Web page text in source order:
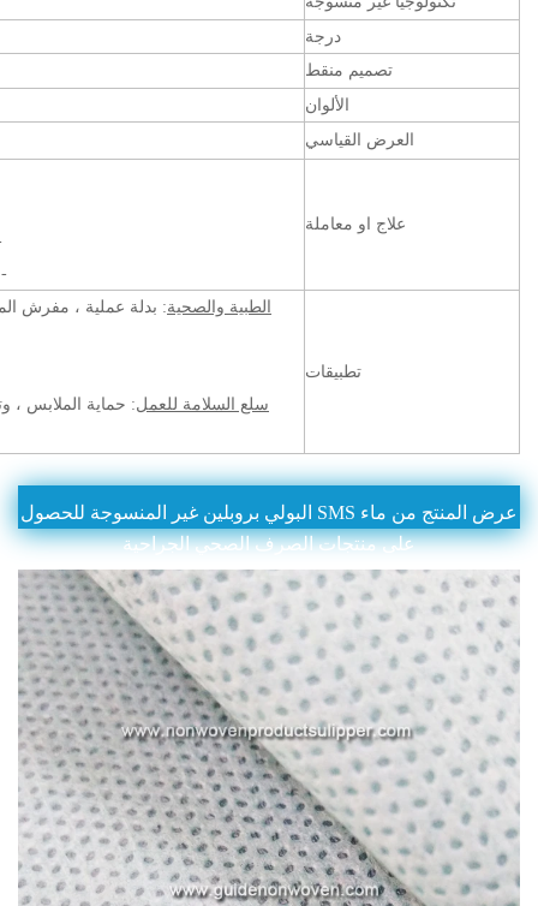
درجة
تصميم منقط
الألوان
العرض القياسي
علاج او معاملة
تطبيقات
الطبية والصحية: بدلة عملية ، مفرش
سلع السلامة للعمل: حماية الملابس ،
عرض المنتج من ماء SMS البولي بروبلين غير المنسوجة للحصول
على منتجات الصرف الصحي الجراحية